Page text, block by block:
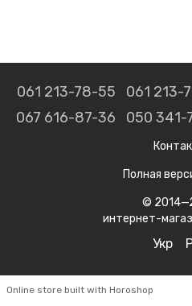
061 213-78-55 061 213-
067 616-87-36
050 341-
Полная
©
интернет-
Укр
Online store built with Horoshop